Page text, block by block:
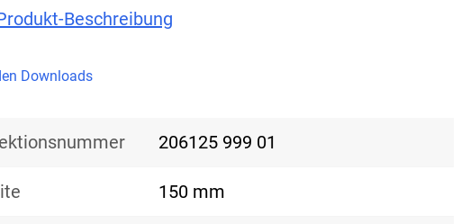
Beschreibung
Downloads
206125 999 01
150 mm